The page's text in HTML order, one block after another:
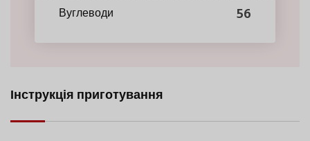
Вуглеводи 56
Інструкція приготування